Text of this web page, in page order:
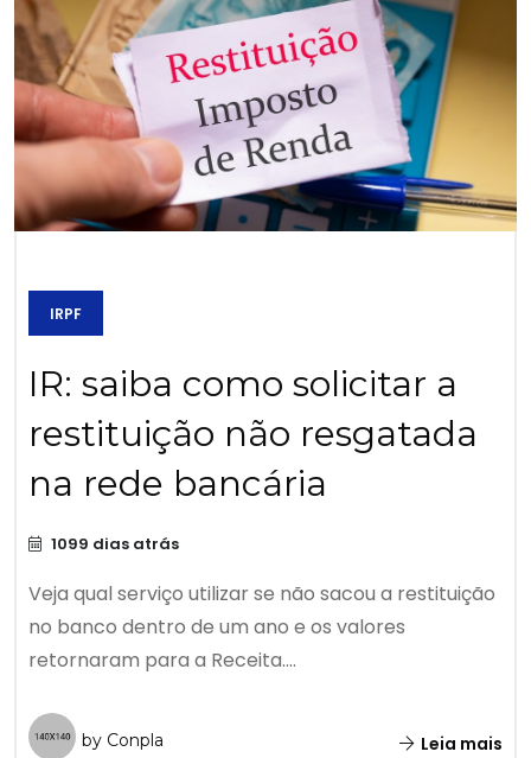
IRPF
IR: saiba como solicitar a
restituição não resgatada
na rede bancária
1099 dias atrás
Veja qual serviço utilizar se não sacou a restituição
no banco dentro de um ano e os valores
retornaram para a Receita....
by Conpla Leia mais